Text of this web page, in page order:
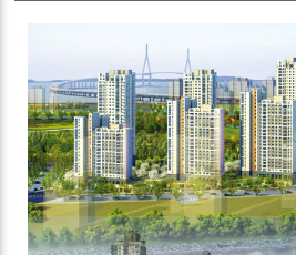
Sketchbook5, 스